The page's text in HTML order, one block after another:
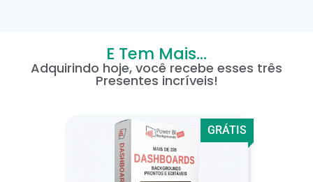
E Tem Mais...
Adquirindo hoje, você recebe esses três
Presentes incríveis!
GRÁTIS